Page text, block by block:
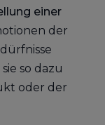
einer
der
so dazu
oder der